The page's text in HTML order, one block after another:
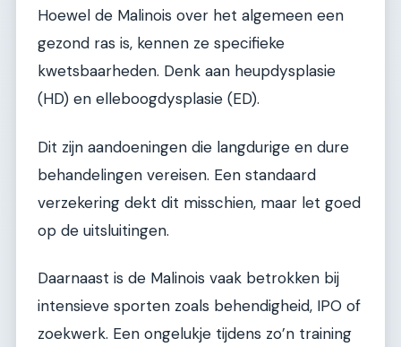
Hoewel de Malinois over het algemeen een
gezond ras is, kennen ze specifieke
kwetsbaarheden. Denk aan heupdysplasie
(HD) en elleboogdysplasie (ED).
Dit zijn aandoeningen die langdurige en dure
behandelingen vereisen. Een standaard
verzekering dekt dit misschien, maar let goed
op de uitsluitingen.
Daarnaast is de Malinois vaak betrokken bij
intensieve sporten zoals behendigheid, IPO of
zoekwerk. Een ongelukje tijdens zo’n training